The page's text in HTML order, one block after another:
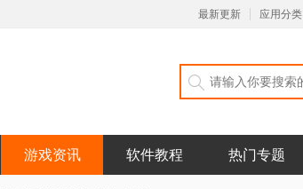
最新更新 应用分类
游戏资讯 软件教程 热门专题